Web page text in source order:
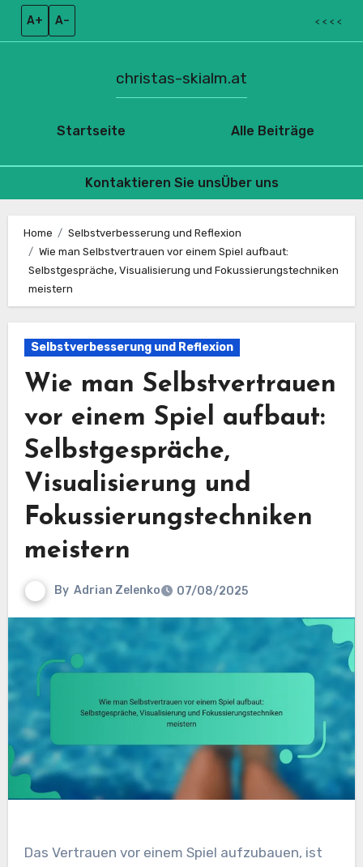
A+ A– < < < <
Startseite
christas-skialm.at
Alle Beiträge
Kontaktieren Sie unsÜber uns
content
Home
Selbstverbesserung und Reflexion
Wie man Selbstvertrauen vor einem Spiel aufbaut:
Selbstgespräche, Visualisierung und Fokussierungstechniken
meistern
Selbstverbesserung und Reflexion
Wie man Selbstvertrauen
vor einem Spiel aufbaut:
Selbstgespräche,
Visualisierung und
Fokussierungstechniken
meistern
By Adrian Zelenko 07/08/2025
Das Vertrauen vor einem Spiel aufzubauen, ist